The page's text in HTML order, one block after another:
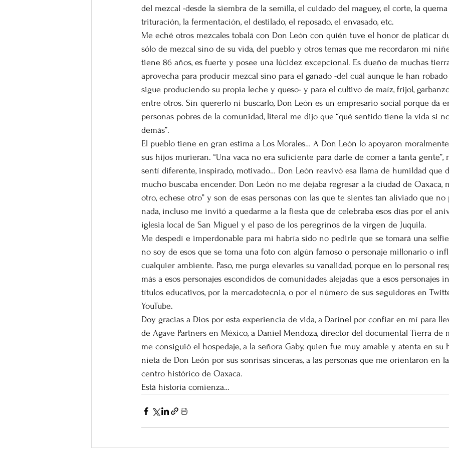
del mezcal -desde la siembra de la semilla, el cuidado del maguey, el corte, la
trituración, la fermentación, el destilado, el reposado, el envasado, etc.
Me eché otros mezcales tobalá con Don León con quién tuve el honor de platicar
sólo de mezcal sino de su vida, del pueblo y otros temas que me recordaron mi
tiene 86 años, es fuerte y posee una lúcidez excepcional. Es dueño de muchas
aprovecha para producir mezcal sino para el ganado -del cuál aunque le han
sigue produciendo su propia leche y queso- y para el cultivo de maíz, frijol,
entre otros. Sin quererlo ni buscarlo, Don León es un empresario social porque da
personas pobres de la comunidad, literal me dijo que “qué sentido tiene la vida si
demás”.
El pueblo tiene en gran estima a Los Morales… A Don León lo apoyaron
sus hijos murieran. “Una vaca no era suficiente para darle de comer a tanta
sentí diferente, inspirado, motivado… Don León reavivó esa llama de humildad que
mucho buscaba encender. Don León no me dejaba regresar a la ciudad de Oaxaca,
otro, echese otro” y son de esas personas con las que te sientes tan aliviado que
nada, incluso me invitó a quedarme a la fiesta que de celebraba esos días por el
iglesia local de San Miguel y el paso de los peregrinos de la virgen de Juquila.
Me despedí e imperdonable para mí habría sido no pedirle que se tomará una
no soy de esos que se toma una foto con algún famoso o personaje millonario o
cualquier ambiente. Paso, me purga elevarles su vanalidad, porque en lo personal
más a esos personajes escondidos de comunidades alejadas que a esos personajes
títulos educativos, por la mercadotecnia, o por el número de sus seguidores en
YouTube.
Doy gracias a Dios por esta experiencia de vida, a Darinel por confiar en mí para
de Agave Partners en México, a Daniel Mendoza, director del documental Tierra de
me consiguió el hospedaje, a la señora Gaby, quien fue muy amable y atenta en su
nieta de Don León por sus sonrisas sinceras, a las personas que me orientaron en
centro histórico de Oaxaca.
Está historia comienza…